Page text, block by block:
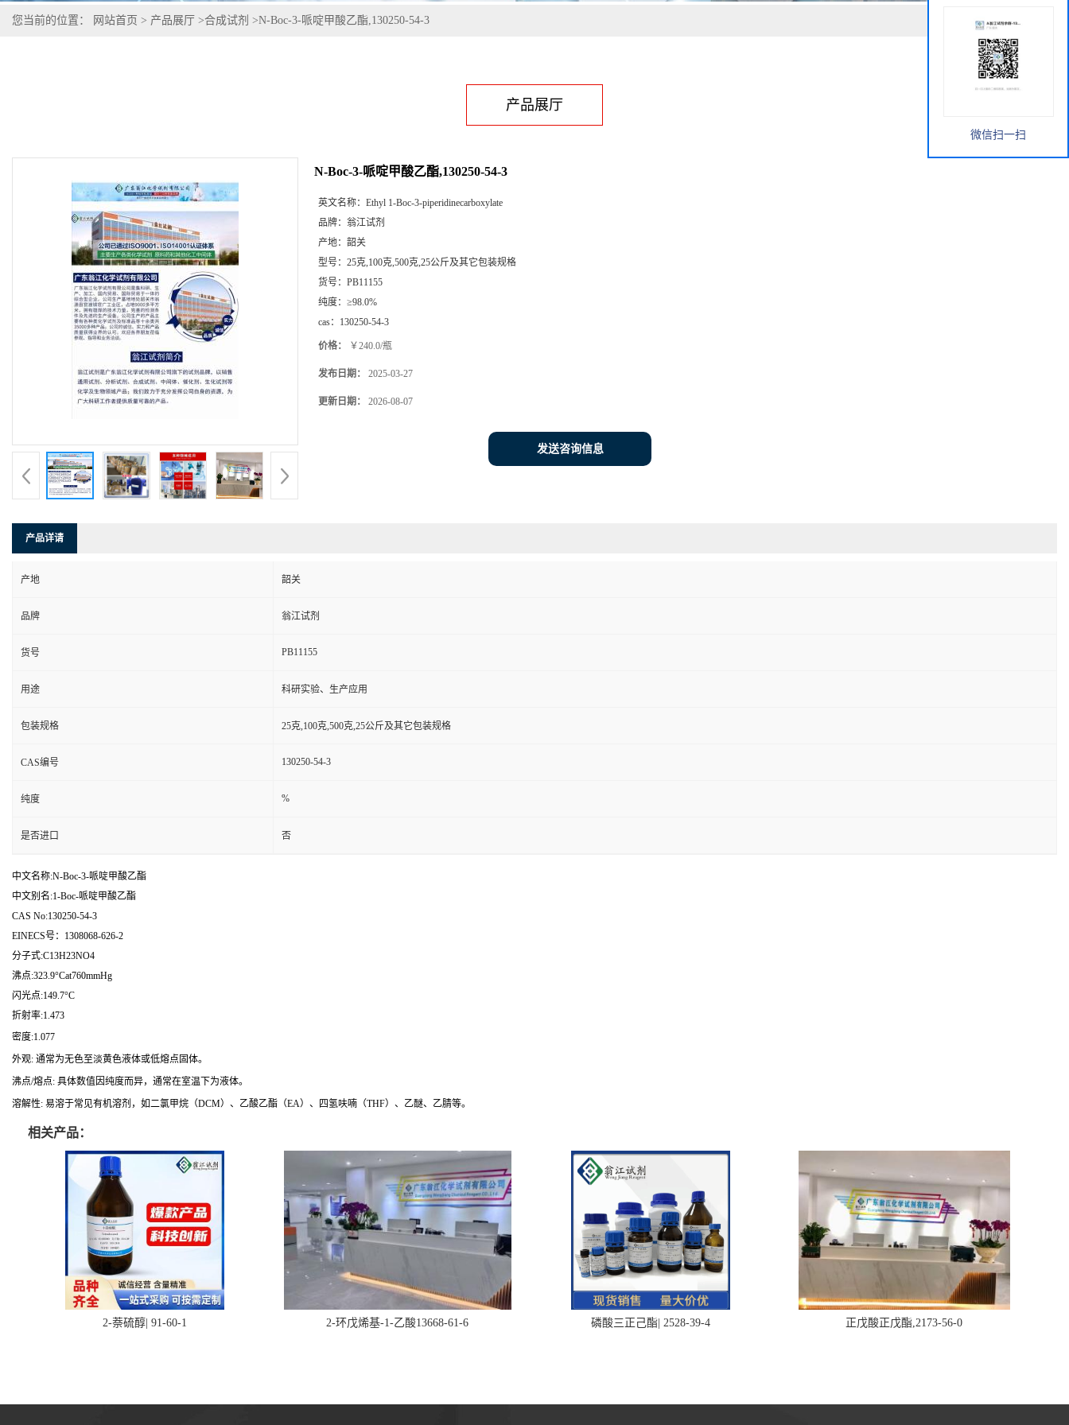
您当前的位置： 网站首页 > 产品展厅 >合成试剂 >N-Boc-3-哌啶甲酸乙酯,130250-54-3
产品展厅
N-Boc-3-哌啶甲酸乙酯,130250-54-3
英文名称： Ethyl 1-Boc-3-piperidinecarboxylate
品牌： 翁江试剂
产地： 韶关
型号： 25克,100克,500克,25公斤及其它包装规格
货号： PB11155
纯度： ≥98.0%
cas： 130250-54-3
价格： ￥240.0/瓶
发布日期： 2025-03-27
更新日期： 2026-08-07
发送咨询信息
产品详请
产地 韶关
品牌 翁江试剂
货号 PB11155
用途 科研实验、生产应用
包装规格 25克,100克,500克,25公斤及其它包装规格
CAS编号 130250-54-3
纯度 %
是否进口 否
中文名称:N-Boc-3-哌啶甲酸乙酯
中文别名:1-Boc-哌啶甲酸乙酯
CAS No:130250-54-3
EINECS号：1308068-626-2
分子式:C13H23NO4
沸点:323.9°Cat760mmHg
闪光点:149.7°C
折射率:1.473
密度:1.077
外观: 通常为无色至淡黄色液体或低熔点固体。
沸点/熔点: 具体数值因纯度而异，通常在室温下为液体。
溶解性: 易溶于常见有机溶剂，如二氯甲烷（DCM）、乙酸乙酯（EA）、四氢呋喃（THF）、乙醚、乙腈等。
相关产品：
2-萘硫醇| 91-60-1 2-环戊烯基-1-乙酸13668-61-6 磷酸三正己酯| 2528-39-4 正戊酸正戊酯,2173-56-0
微信扫一扫